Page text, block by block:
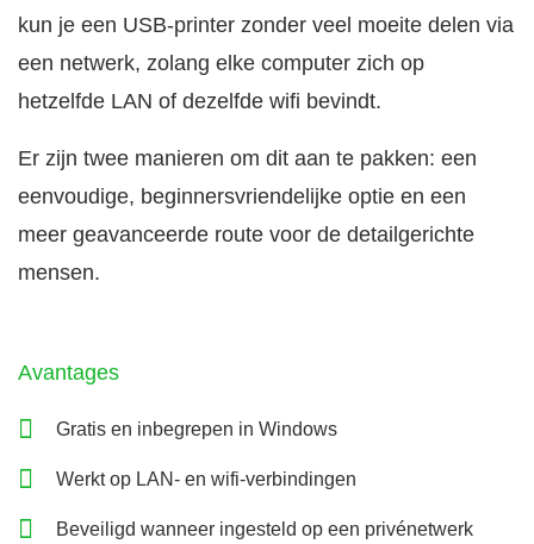
kun je een USB-printer zonder veel moeite delen via
een netwerk, zolang elke computer zich op
hetzelfde LAN of dezelfde wifi bevindt.
Er zijn twee manieren om dit aan te pakken: een
eenvoudige, beginnersvriendelijke optie en een
meer geavanceerde route voor de detailgerichte
mensen.
Avantages
Gratis en inbegrepen in Windows
Werkt op LAN- en wifi-verbindingen
Beveiligd wanneer ingesteld op een privénetwerk